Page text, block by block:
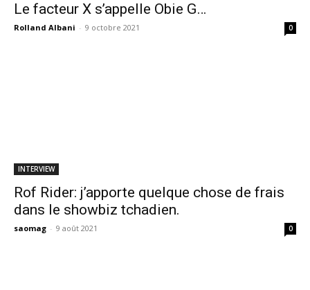
Le facteur X s’appelle Obie G…
Rolland Albani - 9 octobre 2021 0
INTERVIEW
Rof Rider: j’apporte quelque chose de frais
dans le showbiz tchadien.
saomag - 9 août 2021 0